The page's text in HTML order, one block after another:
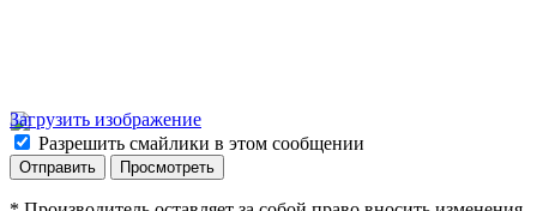
Загрузить изображение
Разрешить смайлики в этом сообщении